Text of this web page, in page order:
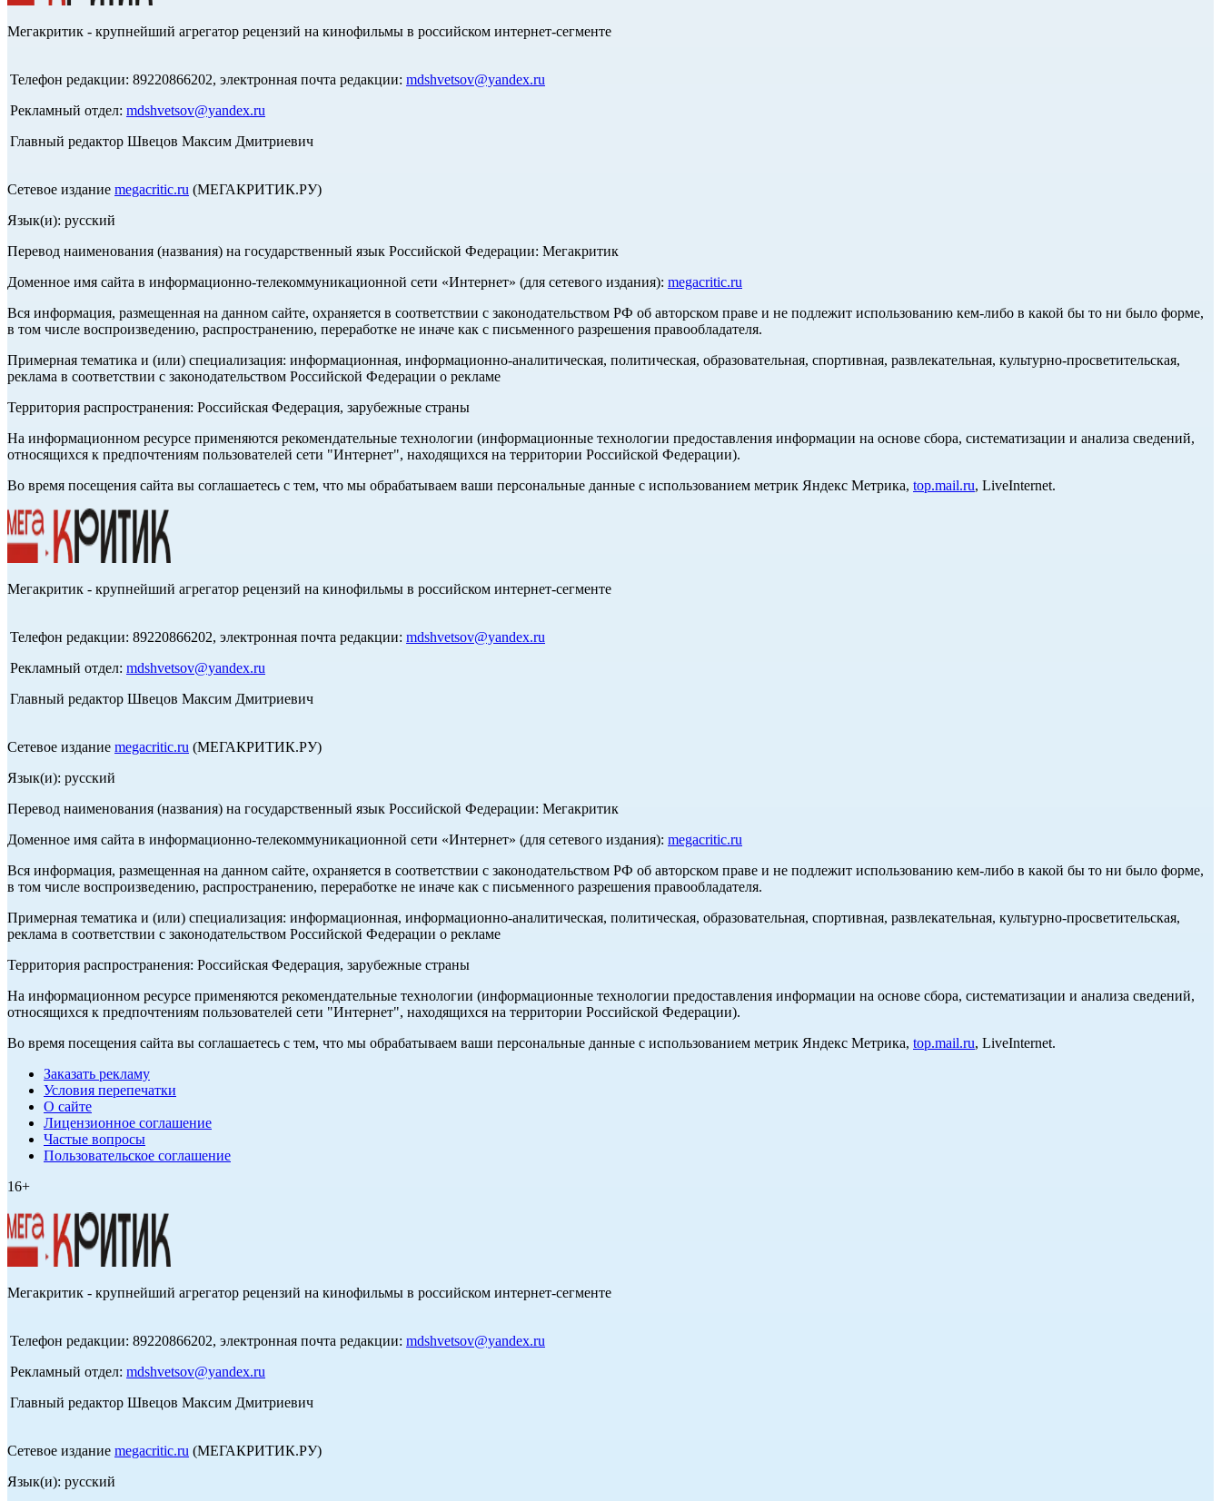
Мегакритик - крупнейший агрегатор рецензий на кинофильмы в российском интернет-сегменте
Телефон редакции: 89220866202, электронная почта редакции: mdshvetsov@yandex.ru
Рекламный отдел: mdshvetsov@yandex.ru
Главный редактор Швецов Максим Дмитриевич
Сетевое издание megacritic.ru (МЕГАКРИТИК.РУ)
Язык(и): русский
Перевод наименования (названия) на государственный язык Российской Федерации: Мегакритик
Доменное имя сайта в информационно-телекоммуникационной сети «Интернет» (для сетевого издания): megacritic.ru
Вся информация, размещенная на данном сайте, охраняется в соответствии с законодательством РФ об авторском праве и не подлежит использованию кем-либо в какой бы то ни было форме,
в том числе воспроизведению, распространению, переработке не иначе как с письменного разрешения правообладателя.
Примерная тематика и (или) специализация: информационная, информационно-аналитическая, политическая, образовательная, спортивная, развлекательная, культурно-просветительская,
реклама в соответствии с законодательством Российской Федерации о рекламе
Территория распространения: Российская Федерация, зарубежные страны
На информационном ресурсе применяются рекомендательные технологии (информационные технологии предоставления информации на основе сбора, систематизации и анализа сведений,
относящихся к предпочтениям пользователей сети "Интернет", находящихся на территории Российской Федерации).
Во время посещения сайта вы соглашаетесь с тем, что мы обрабатываем ваши персональные данные с использованием метрик Яндекс Метрика, top.mail.ru, LiveInternet.
Мегакритик - крупнейший агрегатор рецензий на кинофильмы в российском интернет-сегменте
Телефон редакции: 89220866202, электронная почта редакции: mdshvetsov@yandex.ru
Рекламный отдел: mdshvetsov@yandex.ru
Главный редактор Швецов Максим Дмитриевич
Сетевое издание megacritic.ru (МЕГАКРИТИК.РУ)
Язык(и): русский
Перевод наименования (названия) на государственный язык Российской Федерации: Мегакритик
Доменное имя сайта в информационно-телекоммуникационной сети «Интернет» (для сетевого издания): megacritic.ru
Вся информация, размещенная на данном сайте, охраняется в соответствии с законодательством РФ об авторском праве и не подлежит использованию кем-либо в какой бы то ни было форме,
в том числе воспроизведению, распространению, переработке не иначе как с письменного разрешения правообладателя.
Примерная тематика и (или) специализация: информационная, информационно-аналитическая, политическая, образовательная, спортивная, развлекательная, культурно-просветительская,
реклама в соответствии с законодательством Российской Федерации о рекламе
Территория распространения: Российская Федерация, зарубежные страны
На информационном ресурсе применяются рекомендательные технологии (информационные технологии предоставления информации на основе сбора, систематизации и анализа сведений,
относящихся к предпочтениям пользователей сети "Интернет", находящихся на территории Российской Федерации).
Во время посещения сайта вы соглашаетесь с тем, что мы обрабатываем ваши персональные данные с использованием метрик Яндекс Метрика, top.mail.ru, LiveInternet.
Заказать рекламу
Условия перепечатки
О сайте
Лицензионное соглашение
Частые вопросы
Пользовательское соглашение
16+
Мегакритик - крупнейший агрегатор рецензий на кинофильмы в российском интернет-сегменте
Телефон редакции: 89220866202, электронная почта редакции: mdshvetsov@yandex.ru
Рекламный отдел: mdshvetsov@yandex.ru
Главный редактор Швецов Максим Дмитриевич
Сетевое издание megacritic.ru (МЕГАКРИТИК.РУ)
Язык(и): русский